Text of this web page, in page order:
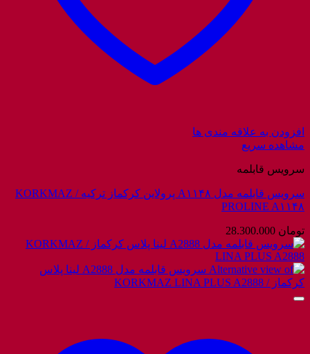
افزودن به علاقه مندی ها
مشاهده سریع
سرویس قابلمه
سرویس قابلمه مدل A۱۱۴۸ پرولاین کرکماز ترکیه / KORKMAZ
PROLINE A۱۱۴۸
تومان